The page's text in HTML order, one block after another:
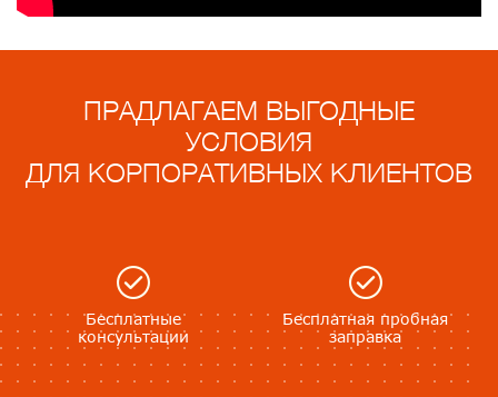
ПРАДЛАГАЕМ ВЫГОДНЫЕ
УСЛОВИЯ
ДЛЯ КОРПОРАТИВНЫХ КЛИЕНТОВ
Бесплатные
консультации
Бесплатная пробная
заправка